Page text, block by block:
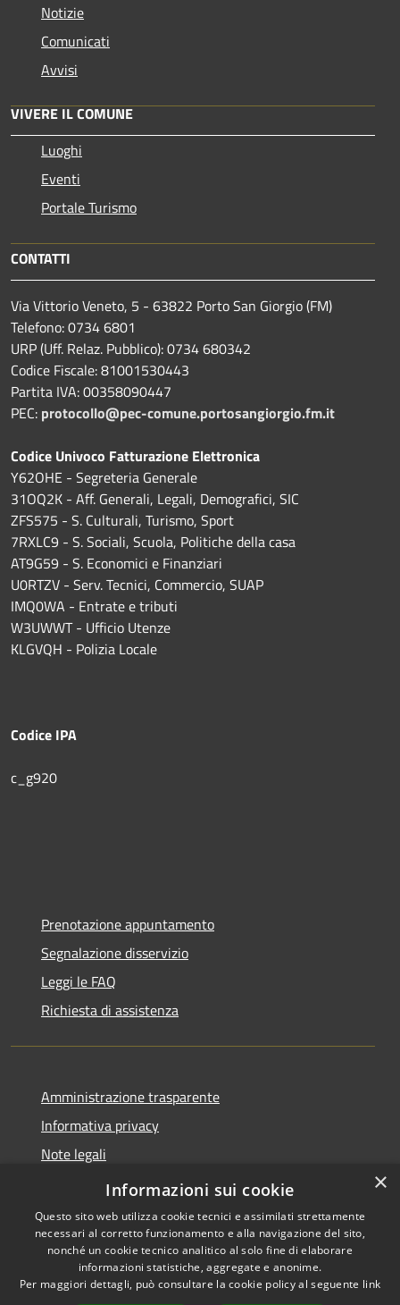
Notizie
Comunicati
Avvisi
VIVERE IL COMUNE
Luoghi
Eventi
Portale Turismo
CONTATTI
Via Vittorio Veneto, 5 - 63822 Porto San Giorgio (FM)
Telefono: 0734 6801
URP (Uff. Relaz. Pubblico): 0734 680342
Codice Fiscale: 81001530443
Partita IVA: 00358090447
PEC: protocollo@pec-comune.portosangiorgio.fm.it
Codice Univoco Fatturazione Elettronica
Y62OHE - Segreteria Generale
31OQ2K - Aff. Generali, Legali, Demografici, SIC
ZFS575 - S. Culturali, Turismo, Sport
7RXLC9 - S. Sociali, Scuola, Politiche della casa
AT9G59 - S. Economici e Finanziari
U0RTZV - Serv. Tecnici, Commercio, SUAP
IMQ0WA - Entrate e tributi
W3UWWT - Ufficio Utenze
KLGVQH - Polizia Locale
Codice IPA
c_g920
Prenotazione appuntamento
Segnalazione disservizio
Leggi le FAQ
Richiesta di assistenza
Amministrazione trasparente
Informativa privacy
Note legali
Dichiarazione di accessibilità
Accessibilità
Copyright © 2026 • Comune di
Porto San Giorgio • Powered by
×
Informazioni sui cookie
Questo sito web utilizza cookie tecnici e assimilati strettamente
necessari al corretto funzionamento e alla navigazione del sito,
nonché un cookie tecnico analitico al solo fine di elaborare
informazioni statistiche, aggregate e anonime.
Per maggiori dettagli, può consultare la cookie policy al seguente link